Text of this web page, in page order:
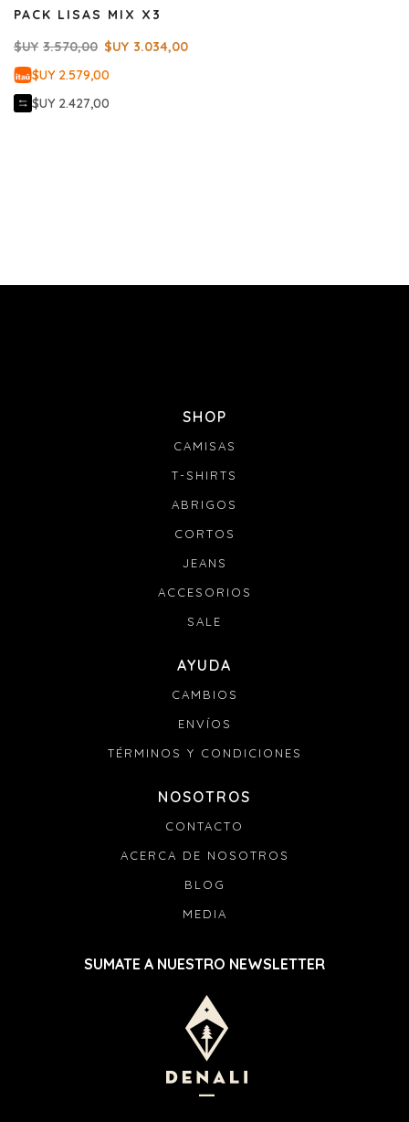
PACK LISAS MIX X3
$UY 3.570,00 $UY 3.034,00
$UY 2.579,00
$UY 2.427,00
SHOP
CAMISAS
T-SHIRTS
ABRIGOS
CORTOS
JEANS
ACCESORIOS
SALE
AYUDA
CAMBIOS
ENVÍOS
TÉRMINOS Y CONDICIONES
NOSOTROS
CONTACTO
ACERCA DE NOSOTROS
BLOG
MEDIA
SUMATE A NUESTRO NEWSLETTER